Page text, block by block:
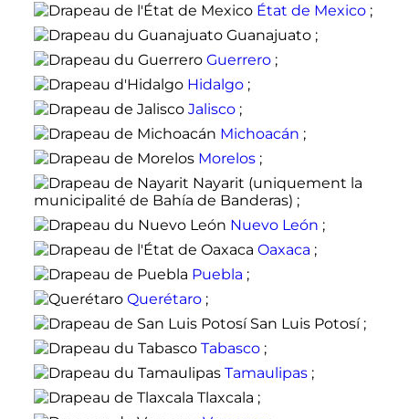
État de Mexico;
Guanajuato;
Guerrero;
Hidalgo;
Jalisco;
Michoacán ;
Morelos;
Nayarit (uniquement la
municipalité de Bahía de Banderas) ;
Nuevo León ;
Oaxaca ;
Puebla ;
Querétaro;
San Luis Potosí;
Tabasco;
Tamaulipas;
Tlaxcala ;